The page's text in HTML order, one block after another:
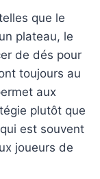
que le
plateau, le
de dés pour
toujours au
aux
plutôt que
est souvent
joueurs de